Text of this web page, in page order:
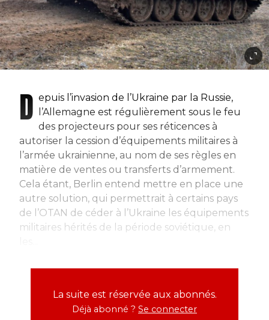
D epuis l’invasion de l’Ukraine par la Russie,
l’Allemagne est régulièrement sous le feu
des projecteurs pour ses réticences à
autoriser la cession d’équipements militaires à
l’armée ukrainienne, au nom de ses règles en
matière de ventes ou transferts d’armement.
Cela étant, Berlin entend mettre en place une
autre solution, qui permettrait à certains pays
de l’OTAN de céder à l’Ukraine les équipements
militaires hérités de la période soviétique, en
La suite est réservée aux abonnés.
Déjà abonné ? Se connecter